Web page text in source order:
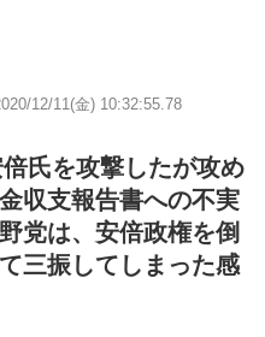
12/11(金) 10:32:55.78
氏を攻撃したが攻め
収支報告書への不実
党は、安倍政権を倒
三振してしまった感